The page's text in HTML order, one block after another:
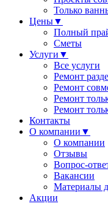
Только
Цены▼
Полный
Сметы
Услуги ▼
Все услуги
Ремонт
Ремонт
Ремонт
Ремонт
Контакты
О компании ▼
О компании
Отзывы
Вопрос-
Вакансии
Материалы
Акции